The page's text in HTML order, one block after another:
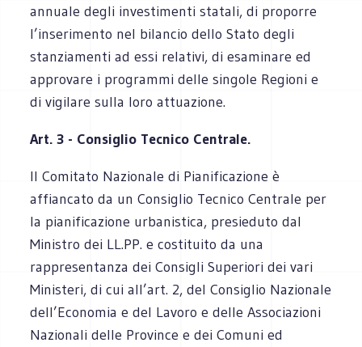
annuale degli investimenti statali, di proporre
l’inserimento nel bilancio dello Stato degli
stanziamenti ad essi relativi, di esaminare ed
approvare i programmi delle singole Regioni e
di vigilare sulla loro attuazione.
Art. 3 - Consiglio Tecnico Centrale.
Il Comitato Nazionale di Pianificazione è
affiancato da un Consiglio Tecnico Centrale per
la pianificazione urbanistica, presieduto dal
Ministro dei LL.PP. e costituito da una
rappresentanza dei Consigli Superiori dei vari
Ministeri, di cui all’art. 2, del Consiglio Nazionale
dell’Economia e del Lavoro e delle Associazioni
Nazionali delle Province e dei Comuni ed